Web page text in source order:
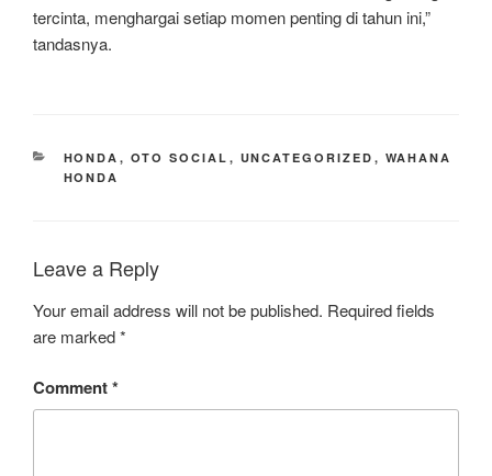
tercinta, menghargai setiap momen penting di tahun ini,”
tandasnya.
CATEGORIES
HONDA , OTO SOCIAL , UNCATEGORIZED , WAHANA
HONDA
Leave a Reply
Your email address will not be published. Required fields
are marked*
Comment*